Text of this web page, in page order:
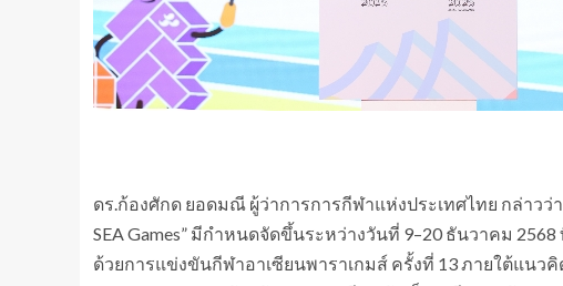
ดร.ก้องศักด ยอดมณี ผู้ว่าการการกีฬาแห่งประเทศไทย กล่าวว่
SEA Games” มีกำหนดจัดขึ้นระหว่างวันที่ 9–20 ธันวาคม
ด้วยการแข่งขันกีฬาอาเซียนพาราเกมส์ ครั้งที่ 13 ภายใต้แนวคิด